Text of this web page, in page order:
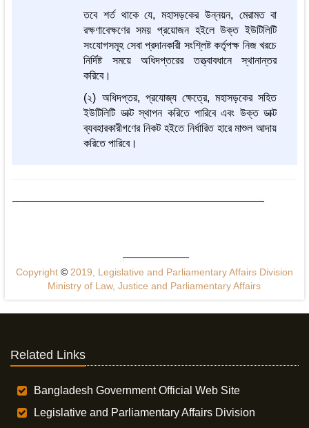
তবে শর্ত থাকে যে, মহাসড়কের উন্নয়ন, মেরামত বা
রক্ষণাবেক্ষণের সময় প্রয়োজন হইলে উক্ত ইউটিলিটি
সংযোগসমূহ সেবা প্রদানকারী সংশ্লিষ্ট কর্তৃপক্ষ নিজ খরচে
নির্দিষ্ট সময়ে অধিদপ্তরের তত্ত্বাবধানে স্থানান্তর
করিবে।
(২) অধিদপ্তর, প্রযোজ্য ক্ষেত্রে, মহাসড়কের সহিত
ইউটিলিটি ডাক্ট স্থাপন করিতে পারিবে এবং উক্ত ডাক্ট
ব্যবহারকারীগণের নিকট হইতে নির্ধারিত হারে মাশুল আদায়
করিতে পারিবে।
Copyright ©2019, Legislative and Parliamentary Affairs Division
Ministry of Law, Justice and Parliamentary Affairs
Related Links
Bangladesh Government Official Web Site
Legislative and Parliamentary Affairs Division